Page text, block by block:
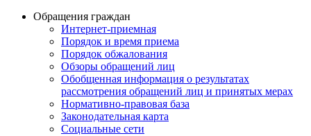
Обращения граждан
Интернет-приемная
Порядок и время приема
Порядок обжалования
Обзоры обращений лиц
Обобщенная информация о результатах
рассмотрения обращений лиц и принятых мерах
Нормативно-правовая база
Законодательная карта
Социальные сети